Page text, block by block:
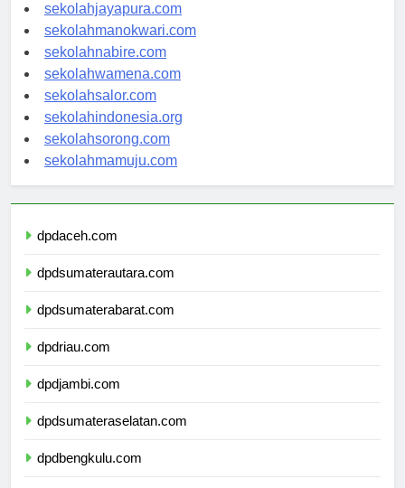
sekolahjayapura.com
sekolahmanokwari.com
sekolahnabire.com
sekolahwamena.com
sekolahsalor.com
sekolahindonesia.org
sekolahsorong.com
sekolahmamuju.com
dpdaceh.com
dpdsumaterautara.com
dpdsumaterabarat.com
dpdriau.com
dpdjambi.com
dpdsumateraselatan.com
dpdbengkulu.com